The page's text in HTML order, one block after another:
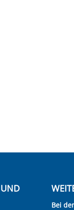
UND
Bei